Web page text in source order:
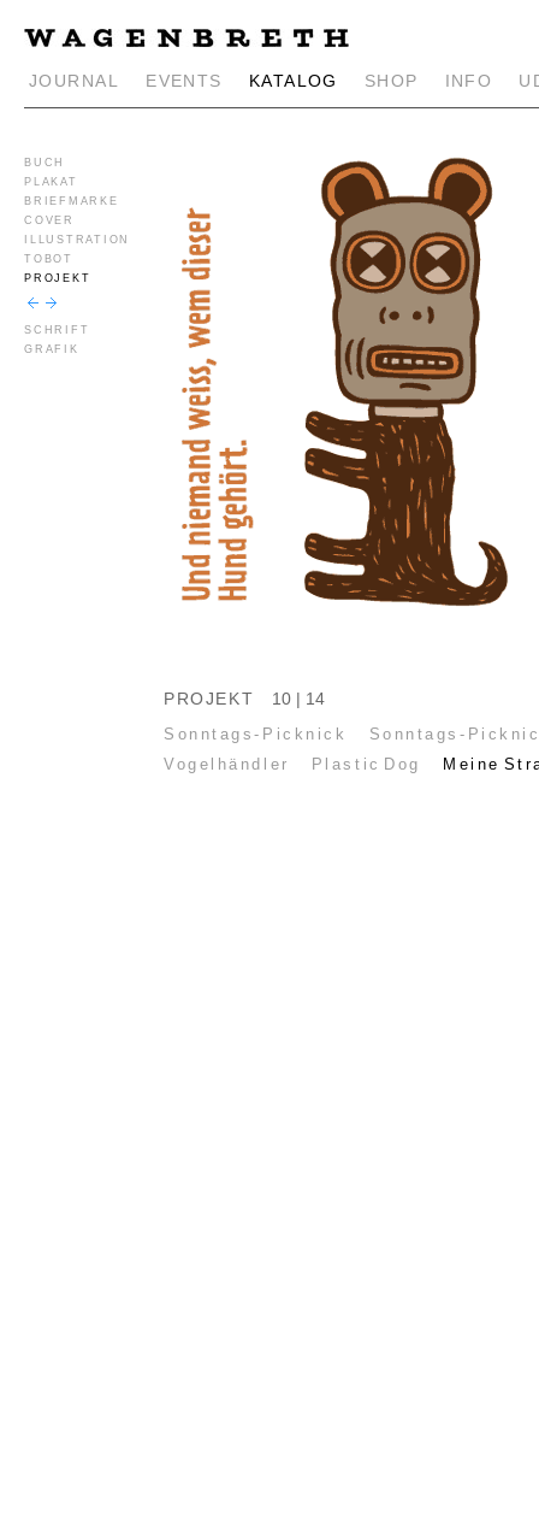
JOURNAL EVENTS KATALOG SHOP INFO
BUCH
PLAKAT
BRIEFMARKE
COVER
ILLUSTRATION
TOBOT
PROJEKT
SCHRIFT
GRAFIK
PROJEKT 10 | 14
Sonntags-Picknick
Sonntags-
Vogelhändler
Plastic Dog Meine